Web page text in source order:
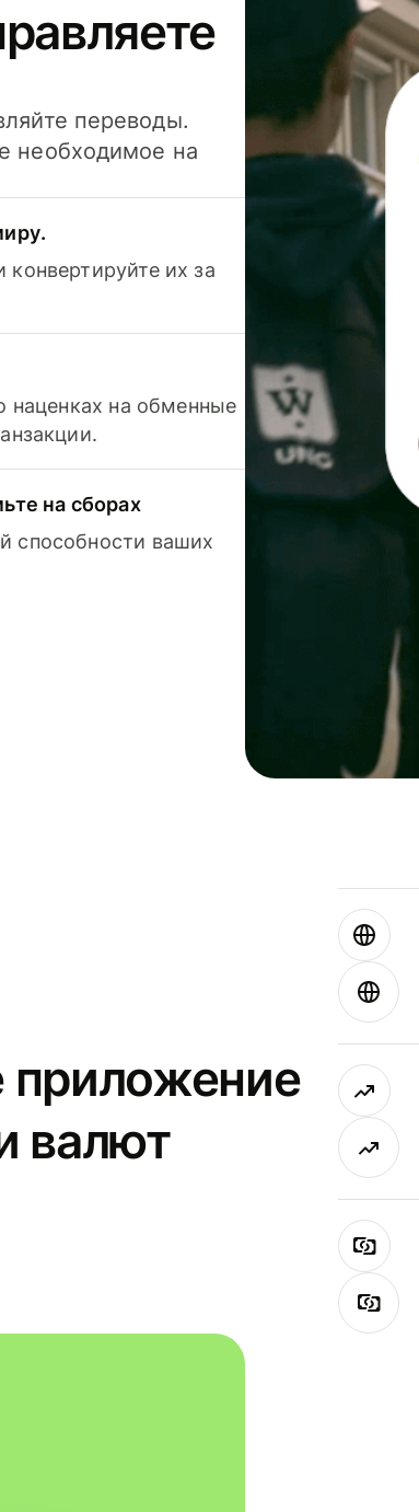
переводы.
необходимое на
их за
наценках на обменные
на сборах
способности ваших
приложение
валют